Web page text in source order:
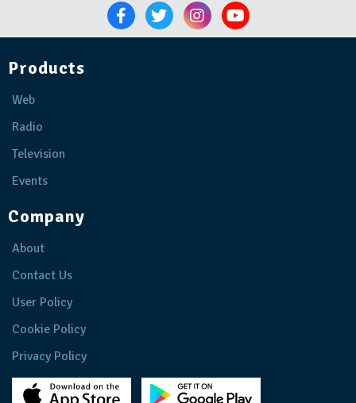
Products
Web
Radio
Television
Events
Company
About
Contact Us
User Policy
Cookie Policy
Privacy Policy